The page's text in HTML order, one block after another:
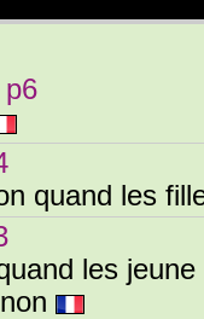
p6
quand les
les